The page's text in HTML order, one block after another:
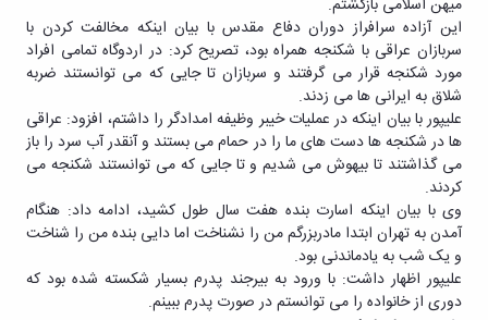
این آزاده سرافراز دوران دفاع مقدس با بیان اینکه مخالفت کردن با
سربازان عراقی با شکنجه همراه بود، تصریح کرد: در اردوگاه تمامی افراد
مورد شکنجه قرار می گرفتند و سربازان تا جایی که می توانستند ضربه
شلاق به ایرانی ها می زدند.
علیپور با بیان اینکه در عملیات خیبر وظیفه امدادگر را داشتم، افزود: عراقی
ها در شکنجه ها دست های ما را در حمام می بستند و آنقدر آب سرد را باز
می گذاشتند تا بیهوش می شدیم و تا جایی که می توانستند شکنجه می
کردند.
وی با بیان اینکه اسارت بنده هفت سال طول کشید، ادامه داد: هنگام
آمدن به تهران ابتدا مادربزرگم من را نشناخت اما دایی بنده من را شناخت
و یک شب به یادماندنی بود.
علیپور اظهار داشت: با ورود به بیرجند پدرم بسیار شکسته شده بود که
دوری از خانواده را می توانستم در صورت پدرم ببینم.